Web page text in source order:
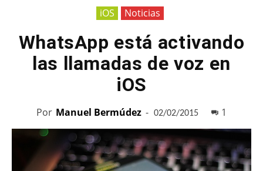
iOS Noticias
WhatsApp está activando
las llamadas de voz en
iOS
Por Manuel Bermúdez - 02/02/2015 1